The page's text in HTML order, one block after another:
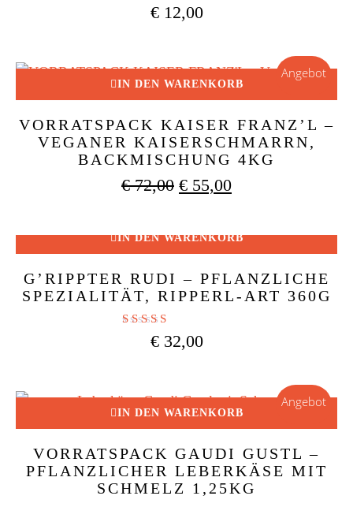
Bewertet mit
4.86
€12,00
Angebot
IN DEN WARENKORB
VORRATSPACK KAISER FRANZ’L –
VEGANER KAISERSCHMARRN,
BACKMISCHUNG 4KG
€72,00 Ursprünglicher
€ 72,00
€ 55,00Aktueller
€ 55,00.
IN DEN WARENKORB
G’RIPPTER RUDI – PFLANZLICHE
SPEZIALITÄT, RIPPERL-ART 360G
Bewertet mit
5.00
€32,00
Angebot
IN DEN WARENKORB
VORRATSPACK GAUDI GUSTL –
PFLANZLICHER LEBERKÄSE MIT
SCHMELZ 1,25KG